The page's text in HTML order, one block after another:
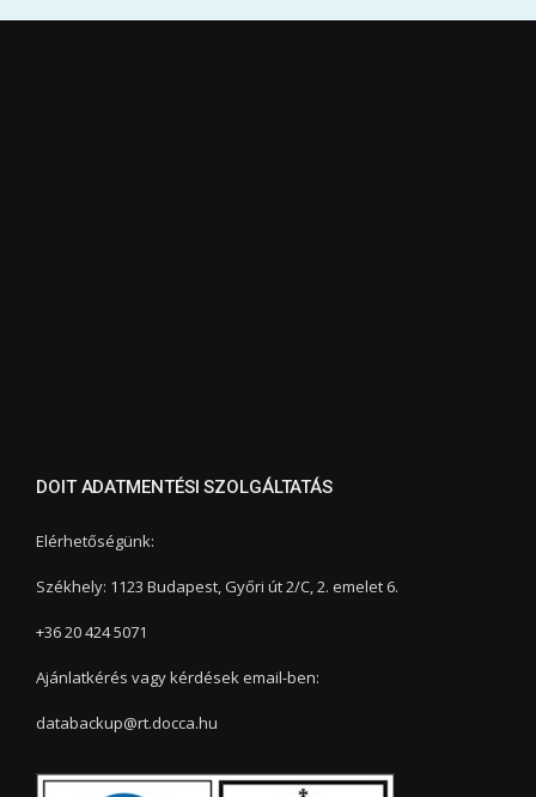
DOIT ADATMENTÉSI SZOLGÁLTATÁS
Elérhetőségünk:
Székhely: 1123 Budapest, Győri út 2/C, 2. emelet 6.
+36 20 424 5071
Ajánlatkérés vagy kérdések email-ben:
databackup@rt.docca.hu